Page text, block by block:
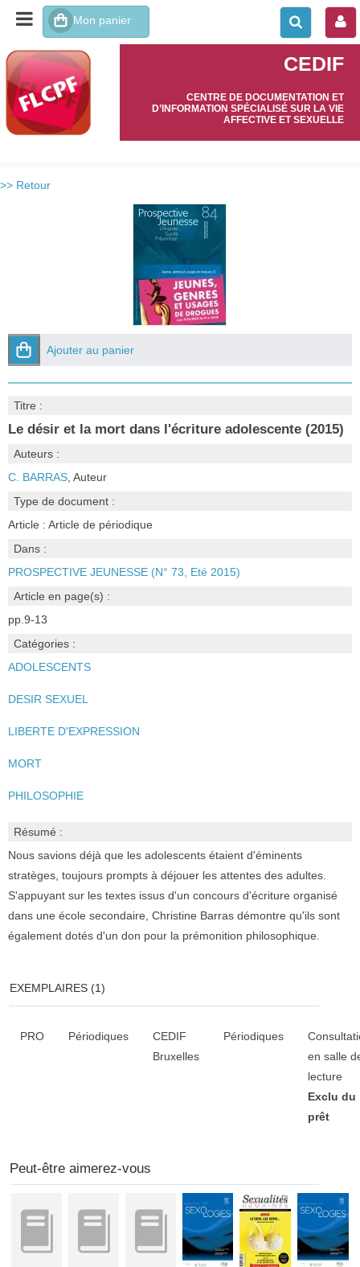
CEDIF
CENTRE DE DOCUMENTATION ET
D’INFORMATION SPÉCIALISÉ SUR LA VIE
AFFECTIVE ET SEXUELLE
>> Retour
Ajouter au panier
Titre :
Le désir et la mort dans l'écriture adolescente (2015)
Auteurs :
C. BARRAS, Auteur
Type de document :
Article : Article de périodique
Dans :
PROSPECTIVE JEUNESSE (N° 73, Eté 2015)
Article en page(s) :
pp.9-13
Catégories :
ADOLESCENTS
DESIR SEXUEL
LIBERTE D'EXPRESSION
MORT
PHILOSOPHIE
Résumé :
Nous savions déjà que les adolescents étaient d'éminents
stratèges, toujours prompts à déjouer les attentes des adultes.
S'appuyant sur les textes issus d'un concours d'écriture organisé
dans une école secondaire, Christine Barras démontre qu'ils sont
également dotés d'un don pour la prémonition philosophique.
EXEMPLAIRES (1)
PRO
Périodiques
CEDIF
Bruxelles
Périodiques
en salle
lecture
Exclu du
prêt
Peut-être aimerez-vous